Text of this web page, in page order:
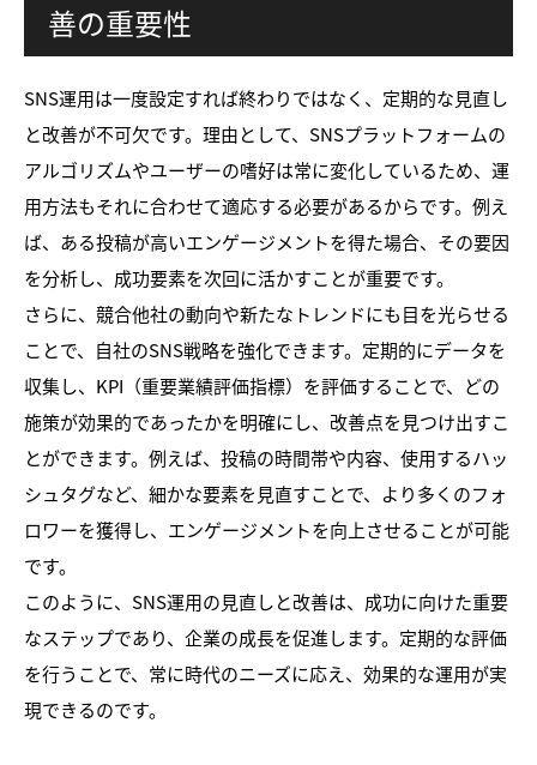
善の重要性
SNS運用は一度設定すれば終わりではなく、定期的な見直し
と改善が不可欠です。理由として、SNSプラットフォームの
アルゴリズムやユーザーの嗜好は常に変化しているため、運
用方法もそれに合わせて適応する必要があるからです。例え
ば、ある投稿が高いエンゲージメントを得た場合、その要因
を分析し、成功要素を次回に活かすことが重要です。
さらに、競合他社の動向や新たなトレンドにも目を光らせる
ことで、自社のSNS戦略を強化できます。定期的にデータを
収集し、KPI（重要業績評価指標）を評価することで、どの
施策が効果的であったかを明確にし、改善点を見つけ出すこ
とができます。例えば、投稿の時間帯や内容、使用するハッ
シュタグなど、細かな要素を見直すことで、より多くのフォ
ロワーを獲得し、エンゲージメントを向上させることが可能
です。
このように、SNS運用の見直しと改善は、成功に向けた重要
なステップであり、企業の成長を促進します。定期的な評価
を行うことで、常に時代のニーズに応え、効果的な運用が実
現できるのです。